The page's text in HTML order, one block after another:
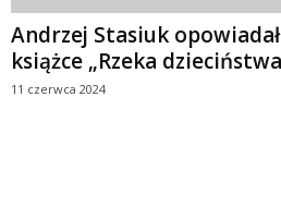
Andrzej Stasiuk
książce „Rzeka
11 czerwca 2024